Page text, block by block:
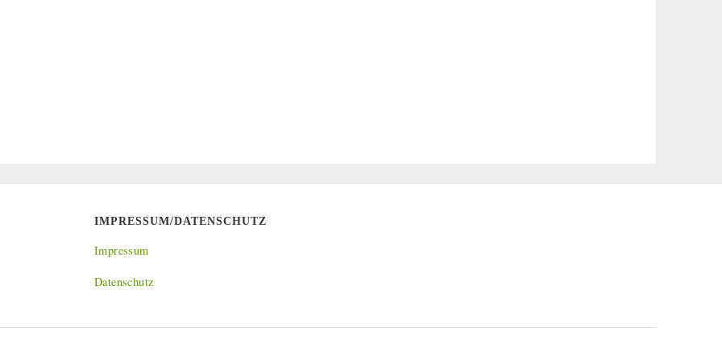
IMPRESSUM/DATENSCHUTZ
Impressum
Datenschutz